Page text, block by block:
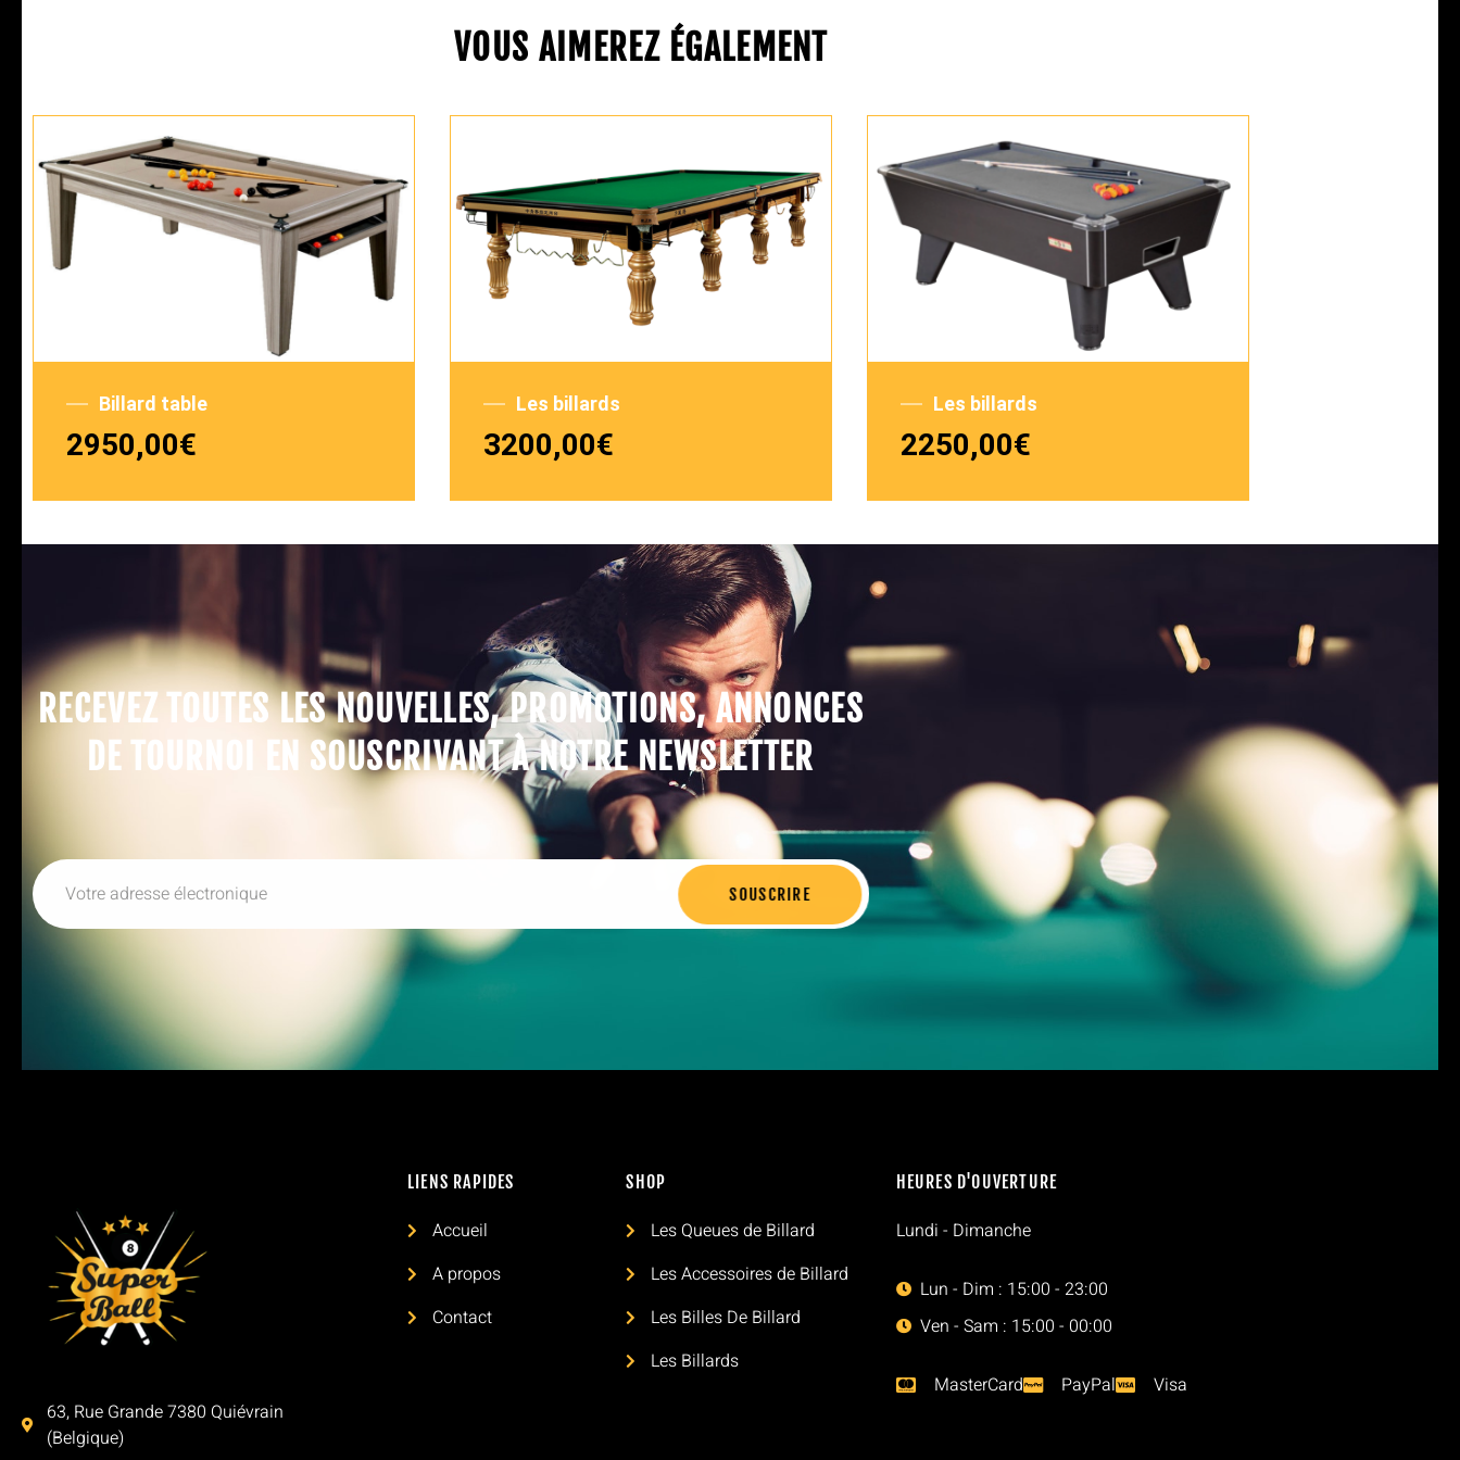
VOUS AIMEREZ ÉGALEMENT
Billard table
2950,00€
Les billards
3200,00€
Les billards
2250,00€
RECEVEZ TOUTES LES NOUVELLES, PROMOTIONS, ANNONCES
DE TOURNOI EN SOUSCRIVANT À NOTRE NEWSLETTER
SOUSCRIRE
63, Rue Grande 7380 Quiévrain
(Belgique)
LIENS RAPIDES
Accueil
A propos
Contact
SHOP
Les Queues de Billard
Les Accessoires de Billard
Les Billes De Billard
Les Billards
HEURES D'OUVERTURE
Lundi - Dimanche
Lun - Dim : 15:00 - 23:00
Ven - Sam : 15:00 - 00:00
MasterCard PayPal Visa